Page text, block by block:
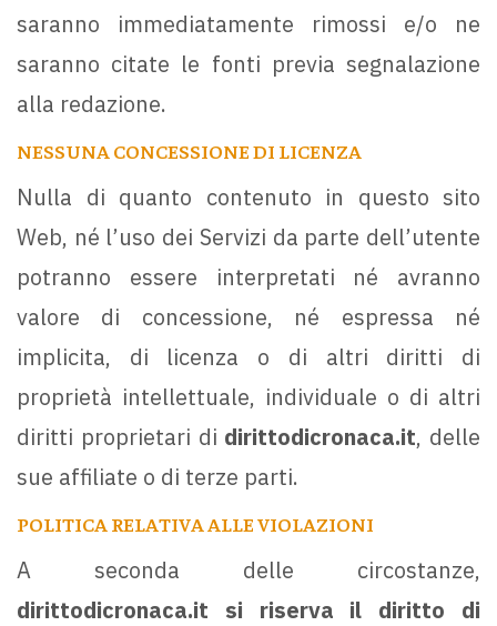
saranno immediatamente rimossi e/o ne
saranno citate le fonti previa segnalazione
alla redazione.
NESSUNA CONCESSIONE DI LICENZA
Nulla di quanto contenuto in questo sito
Web, né l’uso dei Servizi da parte dell’utente
potranno essere interpretati né avranno
valore di concessione, né espressa né
implicita, di licenza o di altri diritti di
proprietà intellettuale, individuale o di altri
diritti proprietari di dirittodicronaca.it, delle
sue affiliate o di terze parti.
POLITICA RELATIVA ALLE VIOLAZIONI
A seconda delle circostanze,
dirittodicronaca.it si riserva il diritto di